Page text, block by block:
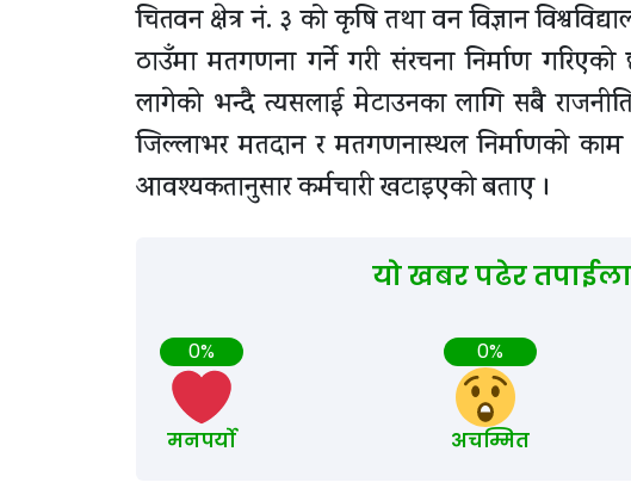
चितवन क्षेत्र नं. ३ को कृषि तथा वन विज्ञान
ठाउँमा मतगणना गर्ने गरी संरचना निर्माण
लागेको भन्दै त्यसलाई मेटाउनका लागि सबै
जिल्लाभर मतदान र मतगणनास्थल निर्माणको
आवश्यकतानुसार कर्मचारी खटाइएको बताए ।
यो खबर पढेर
0%
मनपर्यो
0%
अचम्मित